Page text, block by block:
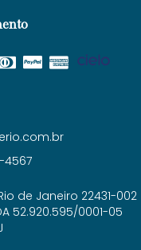
4567
de Janeiro 22431-002
52.920.595/0001-05